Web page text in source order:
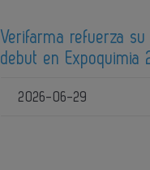
Verifarma refuerza
debut en Expoquimia
2026-06-29